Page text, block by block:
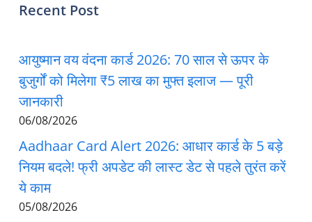
Recent Post
आयुष्मान वय वंदना कार्ड 2026: 70 साल से ऊपर के
बुजुर्गों को मिलेगा ₹5 लाख का मुफ्त इलाज — पूरी
जानकारी
06/08/2026
Aadhaar Card Alert 2026: आधार कार्ड के 5 बड़े
नियम बदले! फ्री अपडेट की लास्ट डेट से पहले तुरंत करें
ये काम
05/08/2026